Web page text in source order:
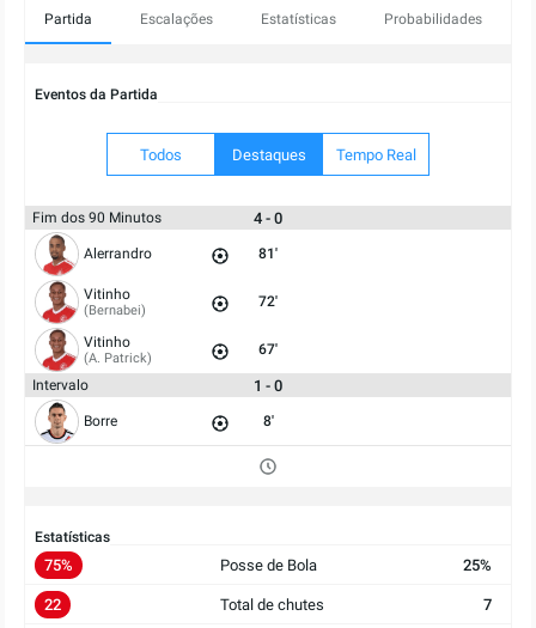
Partida Escalações Estatísticas Probabilidades
Eventos da Partida
Todos Destaques Tempo Real
Fim dos 90 Minutos 4 - 0
Alerrandro 81'
Vitinho
(Bernabei) 72'
Vitinho
(A. Patrick) 67'
Intervalo 1 - 0
Borre 8'
Estatísticas
75% Posse de Bola 25%
22 Total de chutes 7